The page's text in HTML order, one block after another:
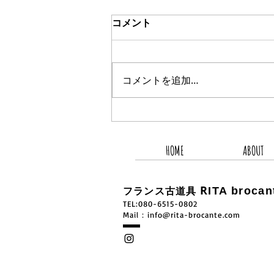
コメント
コメントを追加…
HOME ABOUT
フランス古道具 RITA
TEL:080-6515-0802
​Mail：info@rita-brocante.com